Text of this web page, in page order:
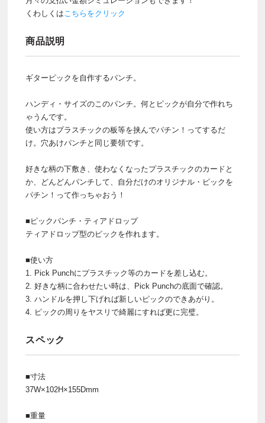
くわしくは こちらをクリック
商品説明
ギターピックを自作するパンチ。
ハンディ・サイズのこのパンチ。何とピックが自分で作れち
ゃうんです。
使い方はプラスチックの板等を挟んでパチン！ってするだ
け。穴あけパンチと同じ要領です。
好きな柄の下敷き、使わなくなったプラスチックのカードと
か、どんどんパンチして、自分だけのオリジナル・ピックを
パチン！って作っちゃおう！
■ピックパンチ・ティアドロップ
ティアドロップ型のピックを作れます。
■使い方
1. Pick Punchにプラスチック等のカードを差し込む。
2. 好きな柄に合わせたい時は、Pick Punchの底面で確認。
3. ハンドルを押し下げれば新しいピックのできあがり。
4. ピックの周りをヤスリで綺麗にすれば更に完璧。
スペック
■寸法
37W×102H×155Dmm
■重量